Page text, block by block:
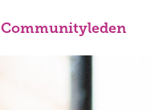
Communityleden